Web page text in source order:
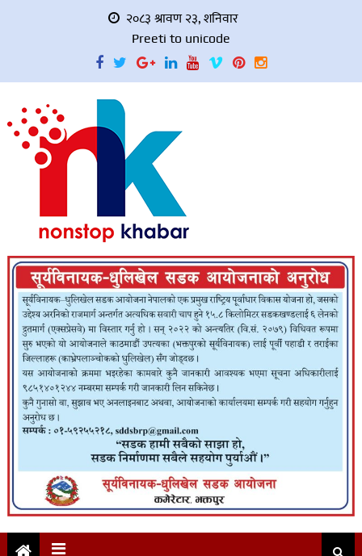
२०८३ श्रावण २३, शनिवार
Preeti to unicode